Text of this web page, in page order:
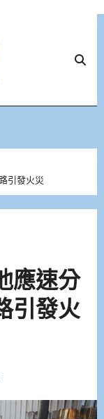
引發火災
應速分
引發火